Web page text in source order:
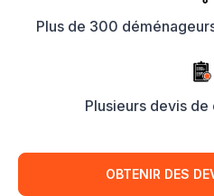
Plus de 300
Plusieurs devis
OBTENIR DES